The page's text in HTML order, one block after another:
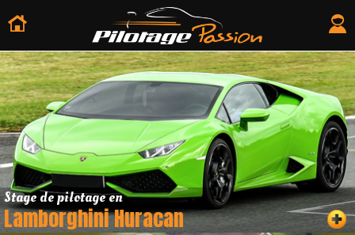
Stage de pilotage en
Lamborghini Huracan